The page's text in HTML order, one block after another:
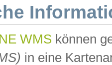
WMS können
in eine